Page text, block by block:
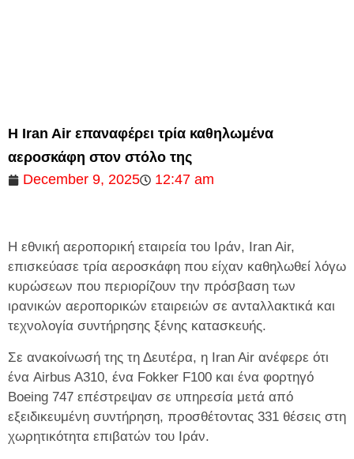
Η Iran Air επαναφέρει τρία καθηλωμένα
αεροσκάφη στον στόλο της
December 9, 2025
12:47 am
Η εθνική αεροπορική εταιρεία του Ιράν, Iran Air,
επισκεύασε τρία αεροσκάφη που είχαν καθηλωθεί λόγω
κυρώσεων που περιορίζουν την πρόσβαση των
ιρανικών αεροπορικών εταιρειών σε ανταλλακτικά και
τεχνολογία συντήρησης ξένης κατασκευής.
Σε ανακοίνωσή της τη Δευτέρα, η Iran Air ανέφερε ότι
ένα Airbus A310, ένα Fokker F100 και ένα φορτηγό
Boeing 747 επέστρεψαν σε υπηρεσία μετά από
εξειδικευμένη συντήρηση, προσθέτοντας 331 θέσεις στη
χωρητικότητα επιβατών του Ιράν.